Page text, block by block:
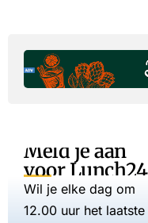
Meld je aan
voor Lunch24
Wil je elke dag om
12.00 uur het laatste